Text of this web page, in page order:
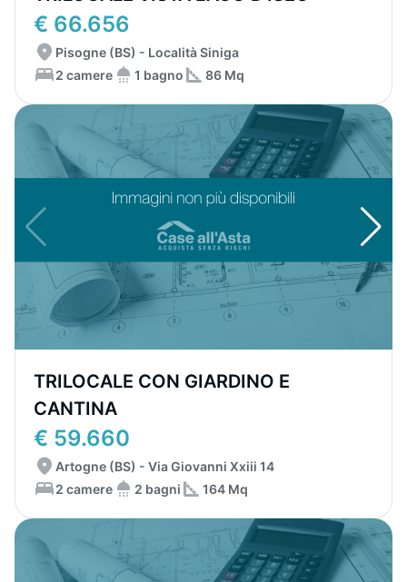
€ 66.656
Pisogne (BS) - Località Siniga
2 camere
1 bagno 86 Mq
TRILOCALE CON GIARDINO E
CANTINA
€ 59.660
Artogne (BS) - Via Giovanni Xxiii 14
2 camere
2 bagni 164 Mq